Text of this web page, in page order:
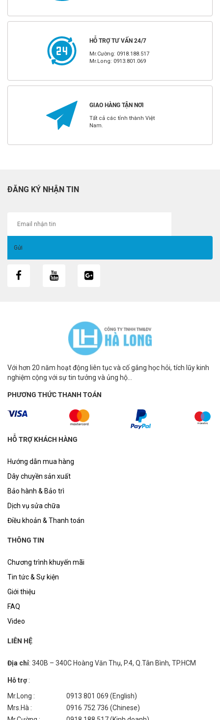
HỖ TRỢ TƯ VẤN 24/7
Mr.Cường: 0918.188.517
Mr.Long: 0913.801.069
GIAO HÀNG TẬN NƠI
Tất cả các tỉnh thành Việt
Nam.
ĐĂNG KÝ NHẬN TIN
Với hơn 20 năm hoạt động liên tục và cố gắng học hỏi, tích lũy kinh
nghiệm cộng với sự tin tưởng và ủng hộ...
PHƯƠNG THỨC THANH TOÁN
HỖ TRỢ KHÁCH HÀNG
Hướng dẫn mua hàng
Dây chuyền sản xuất
Bảo hành & Bảo trì
Dịch vụ sửa chữa
Điều khoản & Thanh toán
THÔNG TIN
Chương trình khuyến mãi
Tin tức & Sự kiện
Giới thiệu
FAQ
Video
LIÊN HỆ
Địa chỉ: 340B – 340C Hoàng Văn Thụ, P.4, Q.Tân Bình, TP.HCM
Hỗ trợ:
Mr.Long :
0913 801 069 (English)
Mrs.Hà :
0916 752 736 (Chinese)